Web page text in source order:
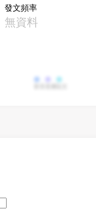
發文頻率
無資料